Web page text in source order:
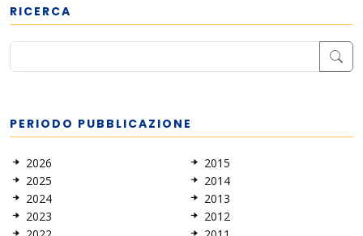
RICERCA
PERIODO PUBBLICAZIONE
2026
2025
2024
2023
2015
2014
2013
2012